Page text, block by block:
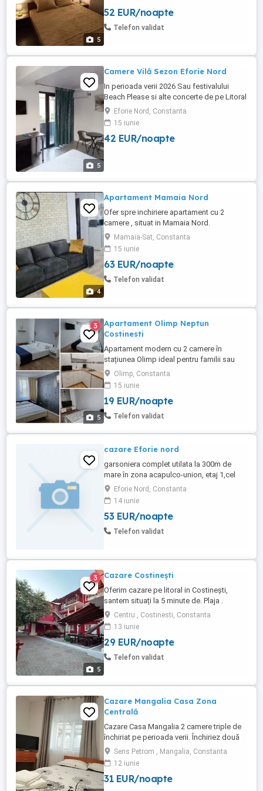
5
52 EUR/noapte
Telefon validat
5
Camere Vilă Sezon Eforie Nord
In perioada verii 2026 Sau festivalului
Beach Please si alte concerte de pe Litoral
Avem disponibile camere de inchirat la vila
In EFORIE NORD Camere Duble si Camere
Triple TV - Aer Conditionat - Baie in
Cameră Foișor in curte Prețuri avantajoase
Eforie Nord, Constanta
15 iunie
42 EUR/noapte
4
Apartament Mamaia Nord
Ofer spre inchiriere apartament cu 2
camere , situat in Mamaia Nord.
Apartamentul este la etaj 1 3 al unui bloc
nou, pe partea cu marea (langa Uzina de
Pizza). Apartamentul este compus din 2
camere+ balcon,centrala proprie pe gaz,
loc de parcare gratuit in fata blocului
Mamaia-Sat, Constanta
15 iunie
63 EUR/noapte
Telefon validat
5
3
Apartament Olimp Neptun
Costinesti
Apartament modern cu 2 camere în
stațiunea Olimp ideal pentru familii sau
prieteni! Petrece-ți vacanța într-un
apartament complet renovat, situat într-o
zonă liniștită, la doar 6 minute de plajă!
Vedere superbă spre pădure și hotelurile
Banat, Olimp Tower, Novum by the Sea,
Olimp, Constanta
15 iunie
19 EUR/noapte
Telefon validat
cazare Eforie nord
garsoniera complet utilata la 300m de
mare în zona acapulco-union, etaj 1,cel
mult 4 persoane
Eforie Nord, Constanta
14 iunie
53 EUR/noapte
Telefon validat
5
3 Cazare Costinești
Oferim cazare pe litoral in Costinești,
santem situați la 5 minute de. Plaja .
Strada Gării Nr 37 A Tel
Centru , Costinesti, Constanta
13 iunie
29 EUR/noapte
Telefon validat
Cazare Mangalia Casa Zona
Centrală
Cazare Casa Mangalia 2 camere triple de
închiriat pe perioada verii. Închiriez două
camere triple (1 pat matrimonial + 1 pat
single), fiecare cu baie proprie. Locația
este într-o zonă liniștită, la 8 minute de
mers pe jos de plajă, lângă sensul
Sens Petrom , Mangalia, Constanta
12 iunie
31 EUR/noapte